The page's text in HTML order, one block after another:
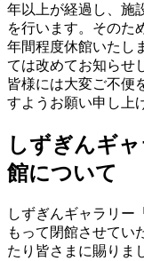
年以上が経過し、施
を行います。そのた
年間程度休館いたし
ては改めてお知らせ
皆様には大変ご不便
すようお願い申し上
しずぎんギ
館について
しずぎんギャラリー
もって閉館させてい
たり皆さまに賜りま